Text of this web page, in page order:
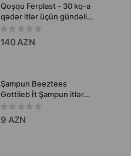
Qoşqu Ferplast - 30 kq-a
qədər itlər üçün gündəlik
təhlükəsiz gəzintilər
zamanı rahat və etibarlı
istifadə üçün nəzərdə
140 AZN
Şampun Beeztees
Gottlieb İt Şampun itlər
üçün, şam ekstraktı ilə
300 ml
9 AZN